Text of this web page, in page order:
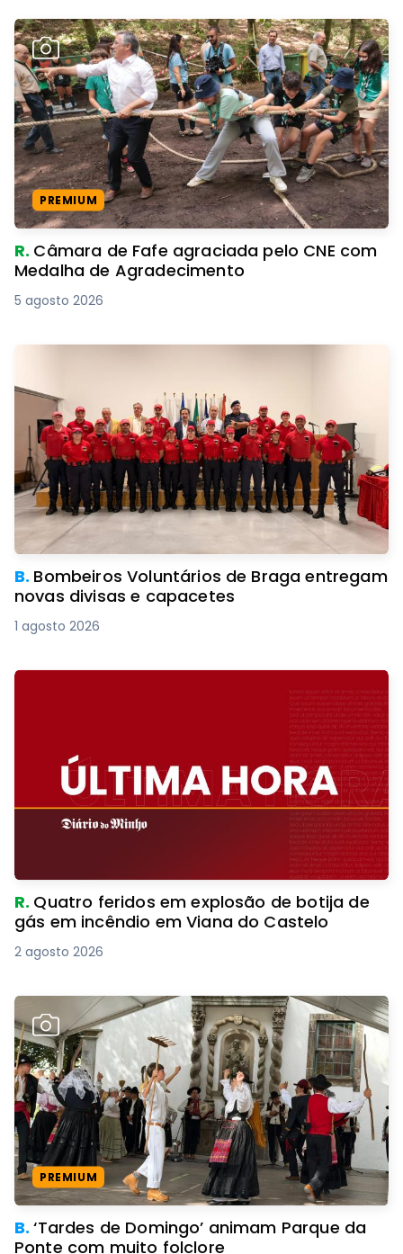
PREMIUM
R. Câmara de Fafe agraciada pelo CNE com
Medalha de Agradecimento
5 agosto 2026
B. Bombeiros Voluntários de Braga entregam
novas divisas e capacetes
1 agosto 2026
R. Quatro feridos em explosão de botija de
gás em incêndio em Viana do Castelo
2 agosto 2026
PREMIUM
B.‘Tardes de Domingo’ animam Parque da
Ponte com muito folclore